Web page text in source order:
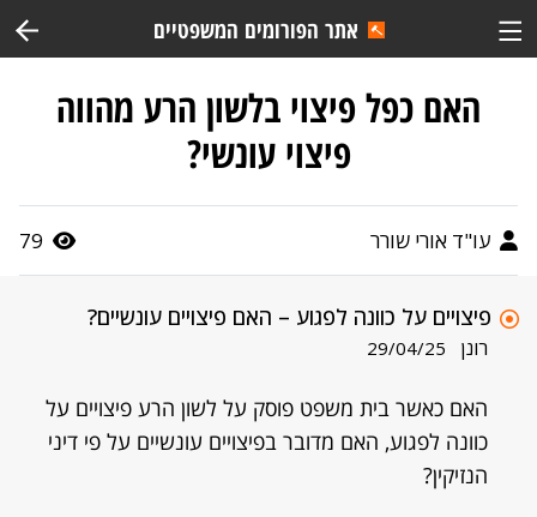
אתר הפורומים המשפטיים
האם כפל פיצוי בלשון הרע מהווה
פיצוי עונשי?
עו"ד אורי שורר 79
פיצויים על כוונה לפגוע – האם פיצויים עונשיים?
רונן 29/04/25
האם כאשר בית משפט פוסק על לשון הרע פיצויים על
כוונה לפגוע, האם מדובר בפיצויים עונשיים על פי דיני
הנזיקין?